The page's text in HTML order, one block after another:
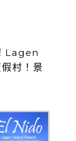
Lagen
村！景